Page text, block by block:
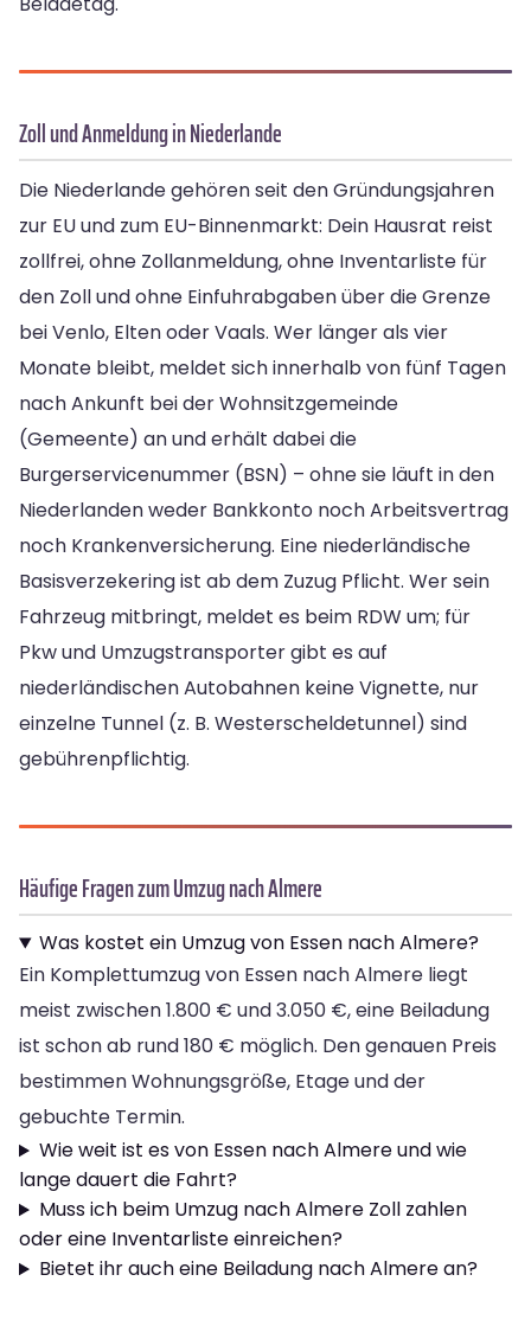
Zoll und Anmeldung in Niederlande
Die Niederlande gehören seit den Gründungsjahren
zur EU und zum EU-Binnenmarkt: Dein Hausrat reist
zollfrei, ohne Zollanmeldung, ohne Inventarliste für
den Zoll und ohne Einfuhrabgaben über die Grenze
bei Venlo, Elten oder Vaals. Wer länger als vier
Monate bleibt, meldet sich innerhalb von fünf Tagen
nach Ankunft bei der Wohnsitzgemeinde
(Gemeente) an und erhält dabei die
Burgerservicenummer (BSN) – ohne sie läuft in den
Niederlanden weder Bankkonto noch Arbeitsvertrag
noch Krankenversicherung. Eine niederländische
Basisverzekering ist ab dem Zuzug Pflicht. Wer sein
Fahrzeug mitbringt, meldet es beim RDW um; für
Pkw und Umzugstransporter gibt es auf
niederländischen Autobahnen keine Vignette, nur
einzelne Tunnel (z. B. Westerscheldetunnel) sind
gebührenpflichtig.
Häufige Fragen zum Umzug nach Almere
Was kostet ein Umzug von Essen nach Almere?
Ein Komplettumzug von Essen nach Almere liegt
meist zwischen 1.800 € und 3.050 €, eine Beiladung
ist schon ab rund 180 € möglich. Den genauen Preis
bestimmen Wohnungsgröße, Etage und der
gebuchte Termin.
Wie weit ist es von Essen nach Almere und wie
lange dauert die Fahrt?
Muss ich beim Umzug nach Almere Zoll zahlen
oder eine Inventarliste einreichen?
Bietet ihr auch eine Beiladung nach Almere an?